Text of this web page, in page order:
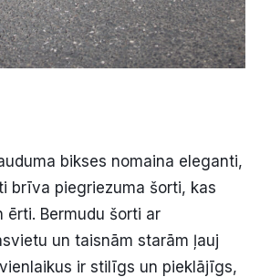
bikses nomaina eleganti,
brīva piegriezuma šorti, kas
ērti. Bermudu šorti ar
un taisnām starām ļauj
ir stilīgs un pieklājīgs,